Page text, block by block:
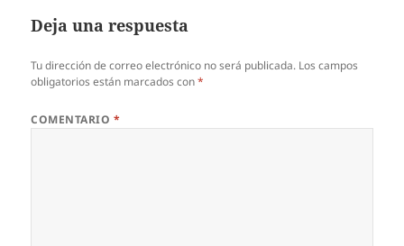
Deja una respuesta
Tu dirección de correo electrónico no será publicada. Los campos
obligatorios están marcados con*
COMENTARIO *